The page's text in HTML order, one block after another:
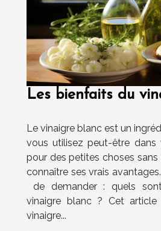
Les bienfaits du
Le vinaigre blanc est un
vous utilisez peut-être dans
pour des petites choses
connaître ses vrais
de demander : quels
vinaigre blanc ? Cet
vinaigre...